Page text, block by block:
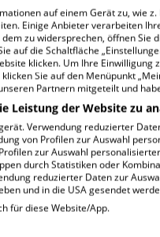
Klinik.
GmbH Facharzt
GmbH
auf einem Gerät zu, wie
Einige Anbieter verarbeiten
zu widersprechen, öffnen Sie
auf die Schaltfläche
klicken. Um Ihre Einwilligung
Sie auf den Menüpunkt
Partnern mitgeteilt und
Leistung der Website zu
Verwendung reduzierter
von Profilen zur Auswahl
zur Auswahl
durch Statistiken oder
reduzierter Daten zur
und in die USA gesendet
für diese Website/App.